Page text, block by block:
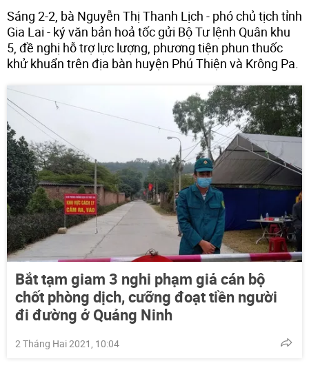
Sáng 2-2, bà Nguyễn Thị Thanh Lịch - phó chủ tịch tỉnh
Gia Lai - ký văn bản hoả tốc gửi Bộ Tư lệnh Quân khu
5, đề nghị hỗ trợ lực lượng, phương tiện phun thuốc
khử khuẩn trên địa bàn huyện Phú Thiện và Krông Pa.
Bắt tạm giam 3 nghi phạm giả cán bộ
chốt phòng dịch, cưỡng đoạt tiền người
đi đường ở Quảng Ninh
2 Tháng Hai 2021, 10:04